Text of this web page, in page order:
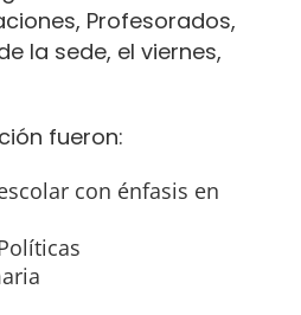
Profesorados,
la sede, el viernes,
fueron:
con énfasis en